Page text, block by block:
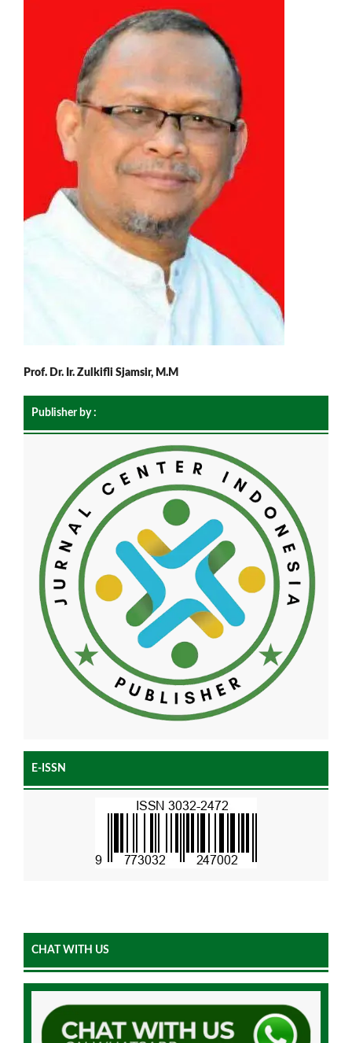
Prof. Dr. Ir. Zulkifli Sjamsir, M.M
Publisher by :
E-ISSN
CHAT WITH US